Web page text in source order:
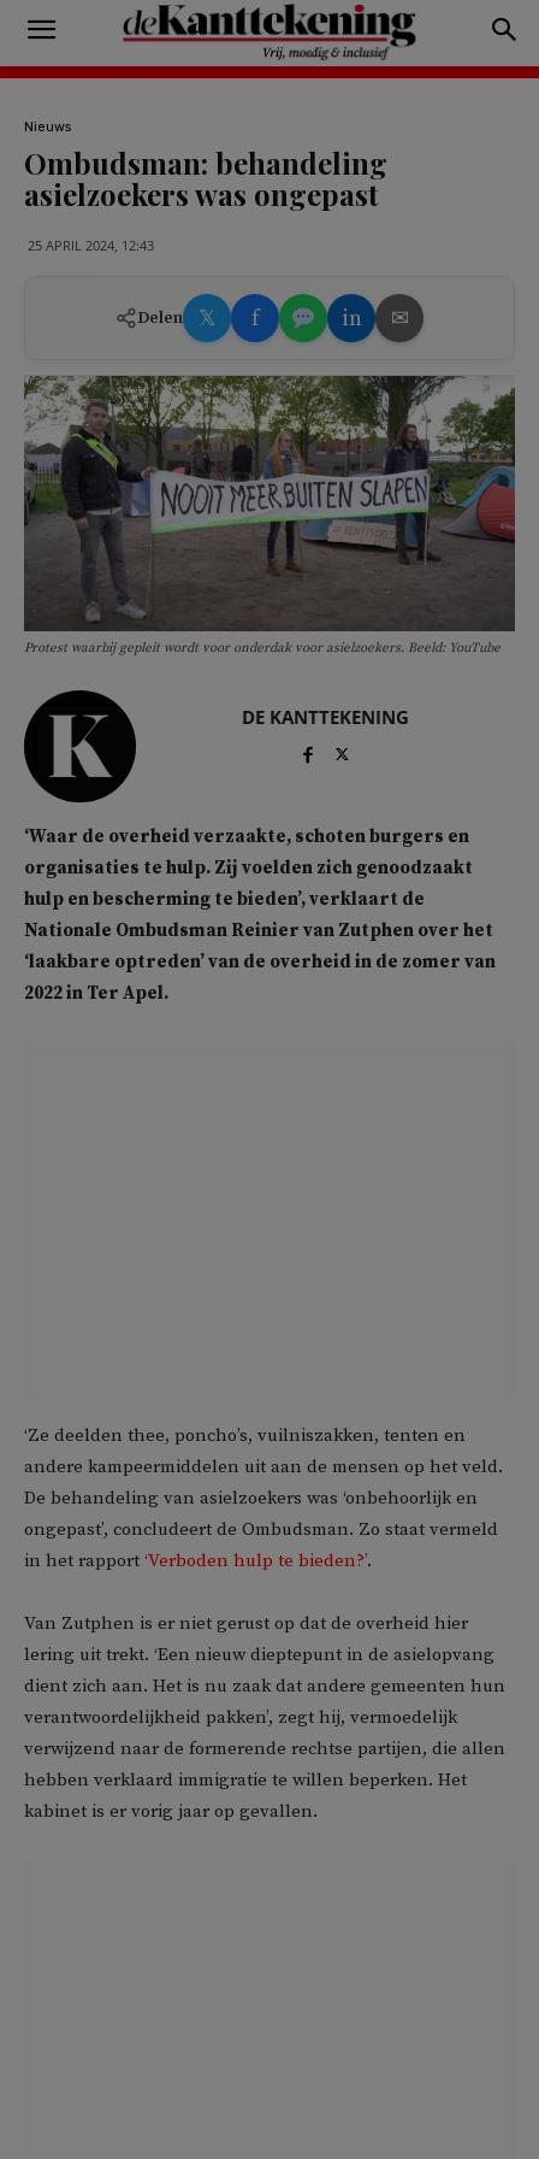
Nieuws
Ombudsman: behandeling
asielzoekers was ongepast
25 APRIL 2024, 12:43
Delen 𝕏 f in ✉
Protest waarbij gepleit wordt voor onderdak voor asielzoekers. Beeld: YouTube
DE KANTTEKENING
‘Waar de overheid verzaakte, schoten burgers en
organisaties te hulp. Zij voelden zich genoodzaakt
hulp en bescherming te bieden’, verklaart de
Nationale Ombudsman Reinier van Zutphen over het
‘laakbare optreden’ van de overheid in de zomer van
2022 in Ter Apel.
‘Ze deelden thee, poncho’s, vuilniszakken, tenten en
andere kampeermiddelen uit aan de mensen op het veld.
De behandeling van asielzoekers was ‘onbehoorlijk en
ongepast’, concludeert de Ombudsman. Zo staat vermeld
in het rapport ‘Verboden hulp te bieden?’.
Van Zutphen is er niet gerust op dat de overheid hier
lering uit trekt. ‘Een nieuw dieptepunt in de asielopvang
dient zich aan. Het is nu zaak dat andere gemeenten hun
verantwoordelijkheid pakken’, zegt hij, vermoedelijk
verwijzend naar de formerende rechtse partijen, die allen
hebben verklaard immigratie te willen beperken. Het
kabinet is er vorig jaar op gevallen.